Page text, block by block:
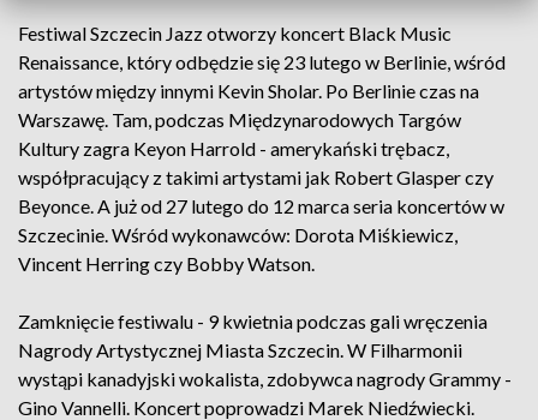
Festiwal Szczecin Jazz otworzy koncert Black Music
Renaissance, który odbędzie się 23 lutego w Berlinie, wśród
artystów między innymi Kevin Sholar. Po Berlinie czas na
Warszawę. Tam, podczas Międzynarodowych Targów
Kultury zagra Keyon Harrold - amerykański trębacz,
współpracujący z takimi artystami jak Robert Glasper czy
Beyonce. A już od 27 lutego do 12 marca seria koncertów w
Szczecinie. Wśród wykonawców: Dorota Miśkiewicz,
Vincent Herring czy Bobby Watson.
Zamknięcie festiwalu - 9 kwietnia podczas gali wręczenia
Nagrody Artystycznej Miasta Szczecin. W Filharmonii
wystąpi kanadyjski wokalista, zdobywca nagrody Grammy -
Gino Vannelli. Koncert poprowadzi Marek Niedźwiecki.